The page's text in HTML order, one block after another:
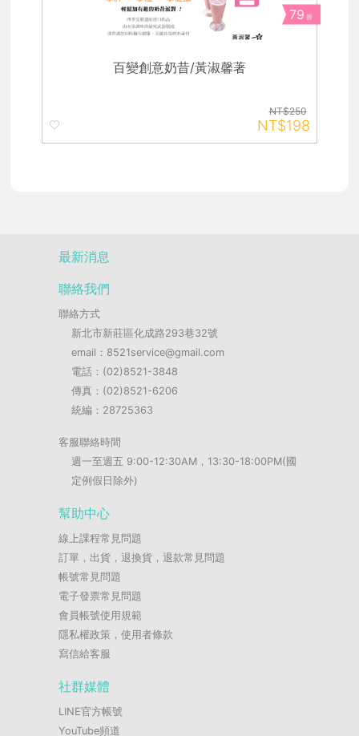
79 折
百變創意奶昔/黃淑馨著
NT$250
NT$198
最新消息
聯絡我們
聯絡方式
新北市新莊區化成路293巷32號
email：8521service@gmail.com
電話：(02)8521-3848
傳真：(02)8521-6206
統編：28725363
客服聯絡時間
週一至週五 9:00-12:30AM，13:30-18:00PM(國
定例假日除外)
幫助中心
線上課程常見問題
訂單，出貨，退換貨，退款常見問題
帳號常見問題
電子發票常見問題
會員帳號使用規範
隱私權政策，使用者條款
寫信給客服
社群媒體
LINE官方帳號
YouTube頻道